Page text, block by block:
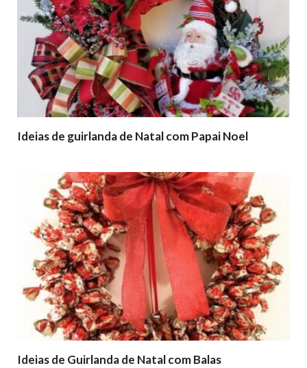
Ideias de guirlanda de Natal com Papai Noel
Ideias de Guirlanda de Natal com Balas